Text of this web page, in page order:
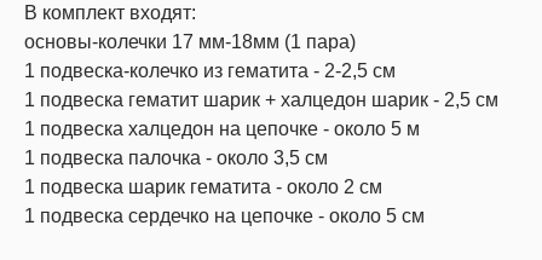
В комплект входят:
основы-колечки 17 мм-18мм (1 пара)
1 подвеска-колечко из гематита - 2-2,5 см
1 подвеска гематит шарик + халцедон шарик - 2,5 см
1 подвеска халцедон на цепочке - около 5 м
1 подвеска палочка - около 3,5 см
1 подвеска шарик гематита - около 2 см
1 подвеска сердечко на цепочке - около 5 см